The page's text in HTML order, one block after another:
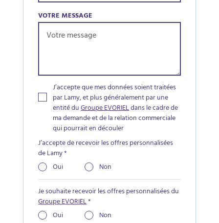
VOTRE MESSAGE
J’accepte que mes données soient traitées
par Lamy, et plus généralement par une
entité duGroupe EVORIELdans le cadre de
ma demande et de la relation commerciale
qui pourrait en découler
J’accepte de recevoir les offres personnalisées
de Lamy*
Oui
Non
Je souhaite recevoir les offres personnalisées du
Groupe EVORIEL*
Oui
Non